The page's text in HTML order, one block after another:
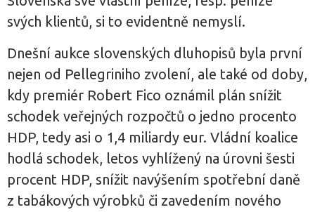
svých klientů, si to evidentně nemyslí.
Dnešní aukce slovenských dluhopisů byla první
nejen od Pellegriniho zvolení, ale také od doby,
kdy premiér Robert Fico oznámil plán snížit
schodek veřejných rozpočtů o jedno procento
HDP, tedy asi o 1,4 miliardy eur. Vládní koalice
hodlá schodek, letos vyhlížený na úrovni šesti
procent HDP, snížit navýšením spotřební daně
z tabákových výrobků či zavedením nového